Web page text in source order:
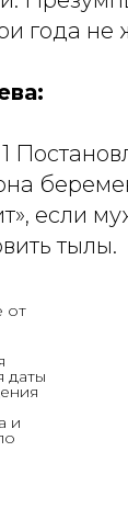
года не
1
если
тылы.
от
даты
и